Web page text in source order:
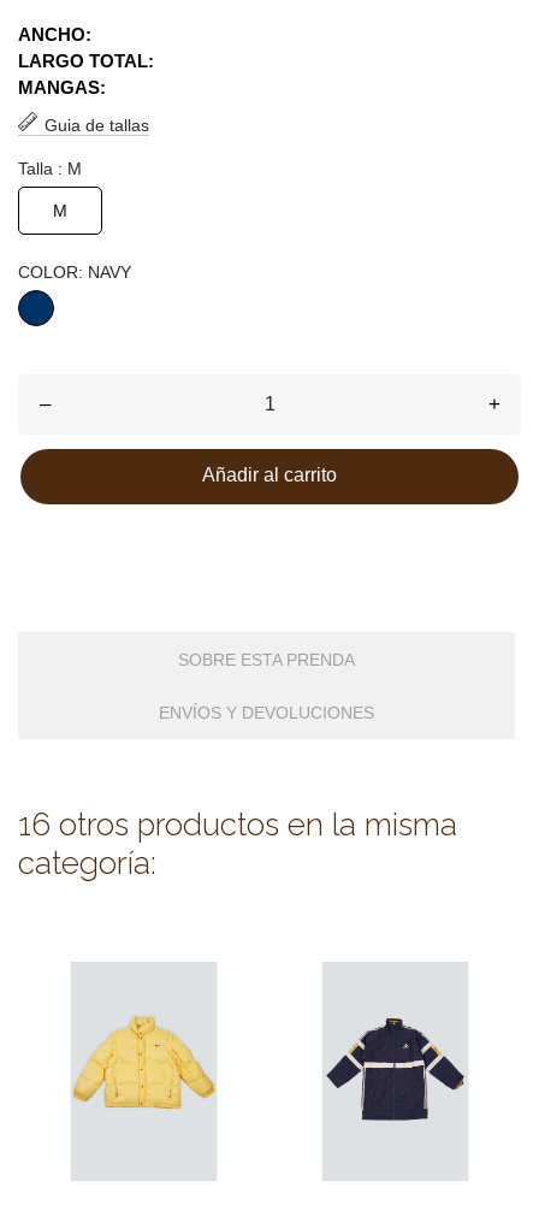
ANCHO:
LARGO TOTAL:
MANGAS:
Guia de tallas
Talla : M
M
COLOR: NAVY
NAVY
– +
Añadir al carrito
SOBRE ESTA PRENDA
ENVÍOS Y DEVOLUCIONES
16 otros productos en la misma
categoría: